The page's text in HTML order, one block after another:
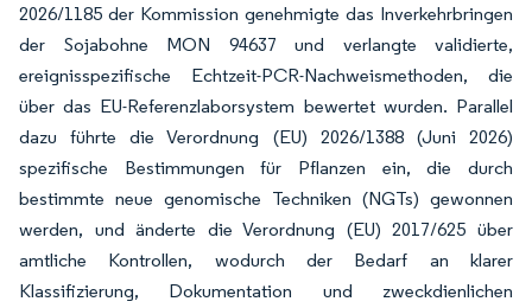
2026/1185 der Kommission genehmigte das Inverkehrbringen
der Sojabohne MON 94637 und verlangte validierte,
ereignisspezifische Echtzeit-PCR-Nachweismethoden, die
über das EU-Referenzlaborsystem bewertet wurden. Parallel
dazu führte die Verordnung (EU) 2026/1388 (Juni 2026)
spezifische Bestimmungen für Pflanzen ein, die durch
bestimmte neue genomische Techniken (NGTs) gewonnen
werden, und änderte die Verordnung (EU) 2017/625 über
amtliche Kontrollen, wodurch der Bedarf an klarer
Klassifizierung, Dokumentation und zweckdienlichen